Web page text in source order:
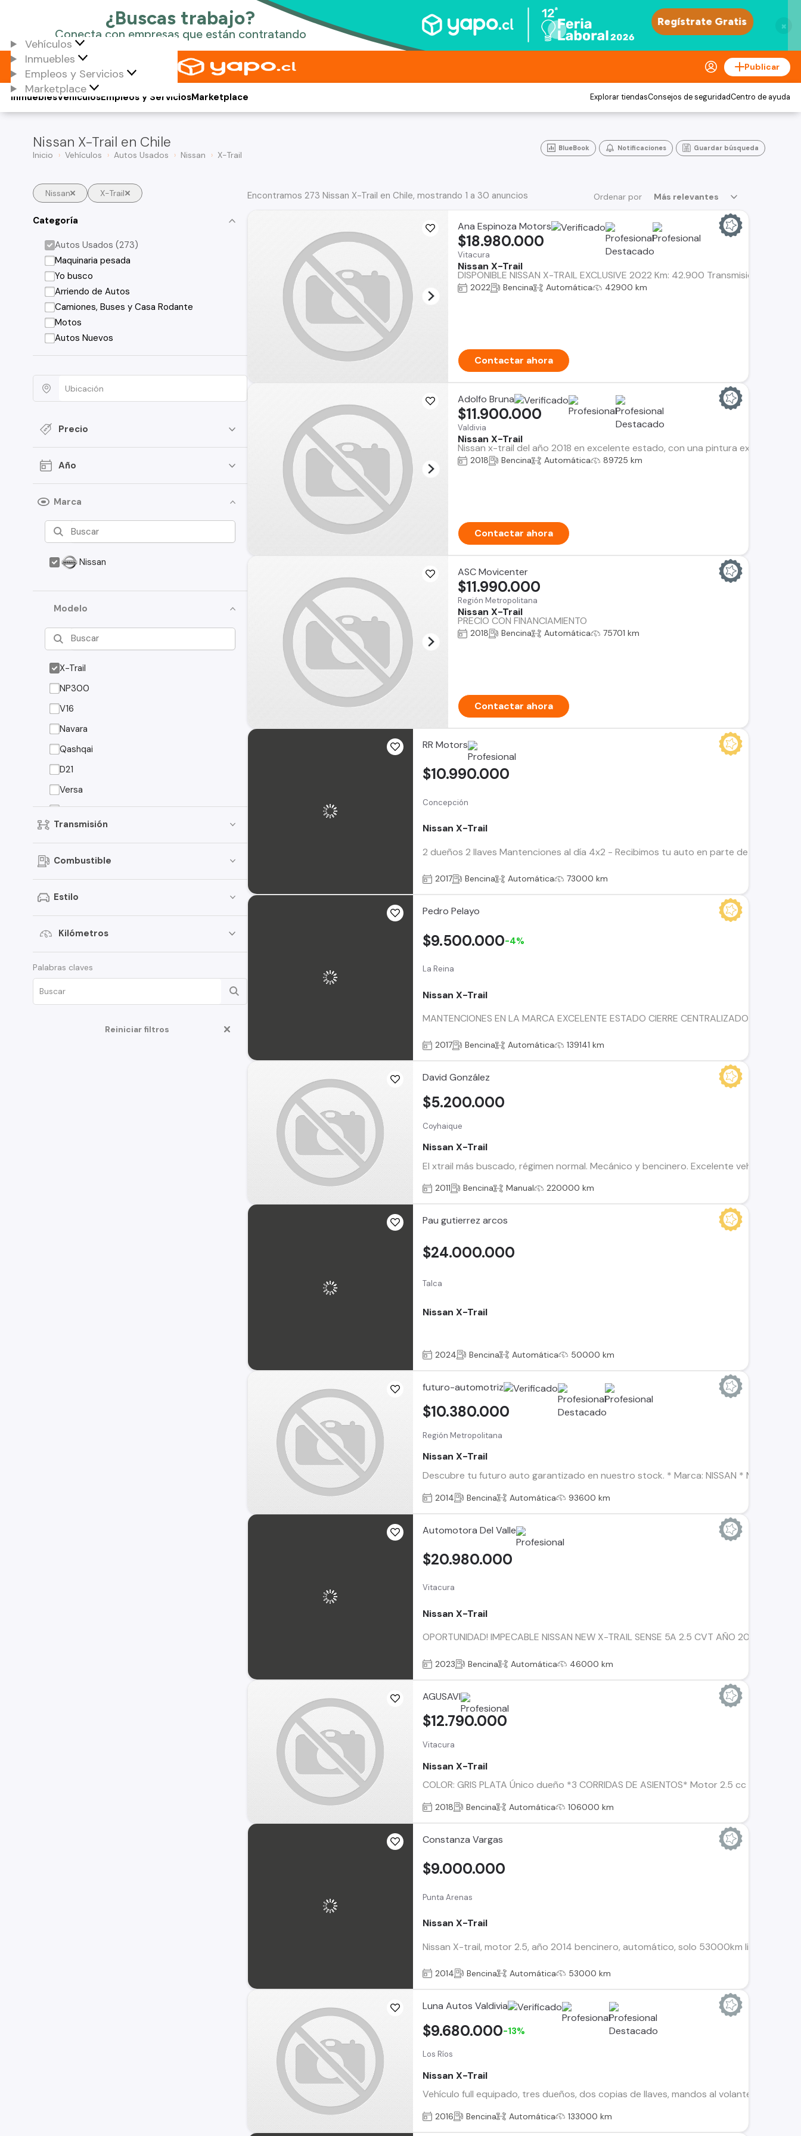
×
Vehículos
Inmuebles
Empleos y Servicios
Marketplace
Publicar
Vehículos
Inmuebles Empleos y ServiciosMarketplace Explorar tiendasConsejos de seguridadCentro de ayuda
Nissan X-Trail en Chile
Inicio Vehículos Autos Usados Nissan X-Trail
BlueBook Notificaciones Guardar búsqueda
Nissan X-Trail
Categoría
Autos Usados (273)
Maquinaria pesada
Yo busco
Arriendo de Autos
Camiones, Buses y Casa Rodante
Motos
Autos Nuevos
Precio
Año
Marca
Nissan
Modelo
X-Trail
NP300
V16
Navara
Qashqai
D21
Versa
Kicks
Terrano
Sentra
Tiida
Note
ALTIMA
D22
Transmisión
Combustible
Estilo
Kilómetros
Palabras claves
Reiniciar filtros
Ordenar por Más relevantes
Encontramos 273 Nissan X-Trail en Chile, mostrando 1 a 30 anuncios
Ana Espinoza Motors
Vitacura
Nissan X-Trail
DISPONIBLE NISSAN X-TRAIL EXCLUSIVE 2022 Km: 42.900 Transmisión:
$18.980.000
2022 Bencina Automática 42900 km
Contactar ahora
Adolfo Bruna
Valdivia
Nissan X-Trail
Nissan x-trail del año 2018 en excelente estado, con una pintura exterior de
$11.900.000
2018 Bencina Automática 89725 km
Contactar ahora
ASC Movicenter
Región Metropolitana
Nissan X-Trail
PRECIO CON FINANCIAMIENTO
$11.990.000
2018 Bencina Automática 75701 km
Contactar ahora
RR Motors
Concepción
Nissan X-Trail
2 dueños 2 llaves Mantenciones al día 4x2 - Recibimos tu auto en parte de pago. -
$10.990.000
2017 Bencina Automática 73000 km
Pedro Pelayo
La Reina
Nissan X-Trail
MANTENCIONES EN LA MARCA EXCELENTE ESTADO CIERRE CENTRALIZADO VIDRIOS
$9.500.000-4%
2017 Bencina Automática 139141 km
David González
Coyhaique
Nissan X-Trail
El xtrail más buscado, régimen normal. Mecánico y bencinero. Excelente vehículo.
$5.200.000
2011 Bencina Manual 220000 km
Pau gutierrez arcos
Talca
Nissan X-Trail
$24.000.000
2024 Bencina Automática 50000 km
futuro-automotriz
Región Metropolitana
Nissan X-Trail
Descubre tu futuro auto garantizado en nuestro stock. * Marca: NISSAN * Modelo: X-
$10.380.000
2014 Bencina Automática 93600 km
Automotora Del Valle
Vitacura
Nissan X-Trail
OPORTUNIDAD! IMPECABLE NISSAN NEW X-TRAIL SENSE 5A 2.5 CVT AÑO 2023, ÚNICO
$20.980.000
2023 Bencina Automática 46000 km
AGUSAVI
Vitacura
Nissan X-Trail
COLOR: GRIS PLATA Único dueño *3 CORRIDAS DE ASIENTOS* Motor 2.5 cc / 171
$12.790.000
2018 Bencina Automática 106000 km
Constanza Vargas
Punta Arenas
Nissan X-Trail
Nissan X-trail, motor 2.5, año 2014 bencinero, automático, solo 53000km liberado
$9.000.000
2014 Bencina Automática 53000 km
Luna Autos Valdivia
Los Ríos
Nissan X-Trail
Vehículo full equipado, tres dueños, dos copias de llaves, mandos al volante, aire
$9.680.000-13%
2016 Bencina Automática 133000 km